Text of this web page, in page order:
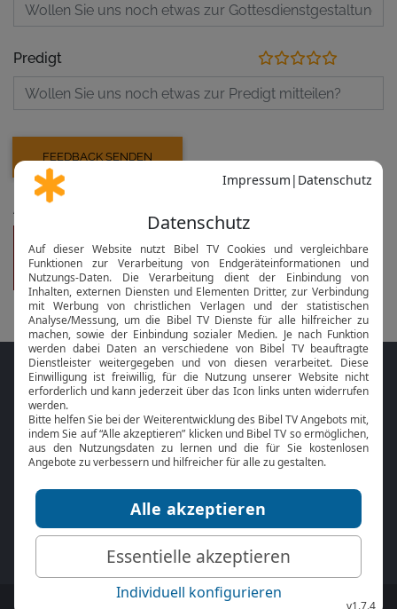
Predigt
Aufzeichnung der letzten Veranstaltungen
Open Air Gottesdienst, Pfarrei
Heilig Geist Kraichtal-Elsenz
vor 11 Tagen am 26.07.
Folge MeinGottesdienst.com auf den
Sozialen Medien
Online Bibeloder derBibel-App
BibelTV können Sie die Bibeltexte während
des Gottesdienstes jederzeit mitlesen.